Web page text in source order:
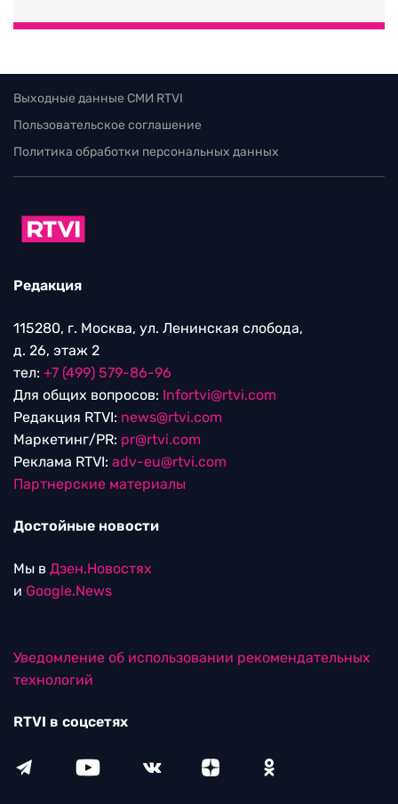
Выходные данные СМИ RTVI
Пользовательское соглашение
Политика обработки персональных данных
Редакция
115280, г. Москва, ул. Ленинская слобода,
д. 26, этаж 2
тел: +7 (499) 579-86-96
Для общих вопросов: Infortvi@rtvi.com
Редакция RTVI: news@rtvi.com
Маркетинг/PR: pr@rtvi.com
Реклама RTVI: adv-eu@rtvi.com
Партнерские материалы
Достойные новости
Мы в Дзен.Новостях
и Google.News
Уведомление об использовании рекомендательных
технологий
RTVI в соцсетях